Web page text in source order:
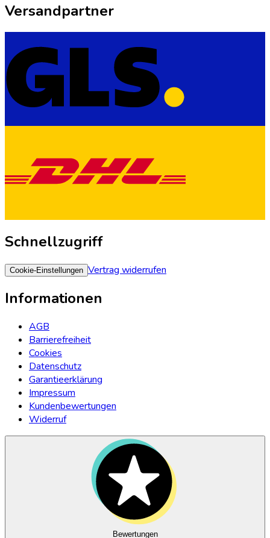
Versandpartner
Schnellzugriff
Cookie-Einstellungen Vertrag widerrufen
Informationen
AGB
Barrierefreiheit
Cookies
Datenschutz
Garantieerklärung
Impressum
Kundenbewertungen
Widerruf
Bewertungen